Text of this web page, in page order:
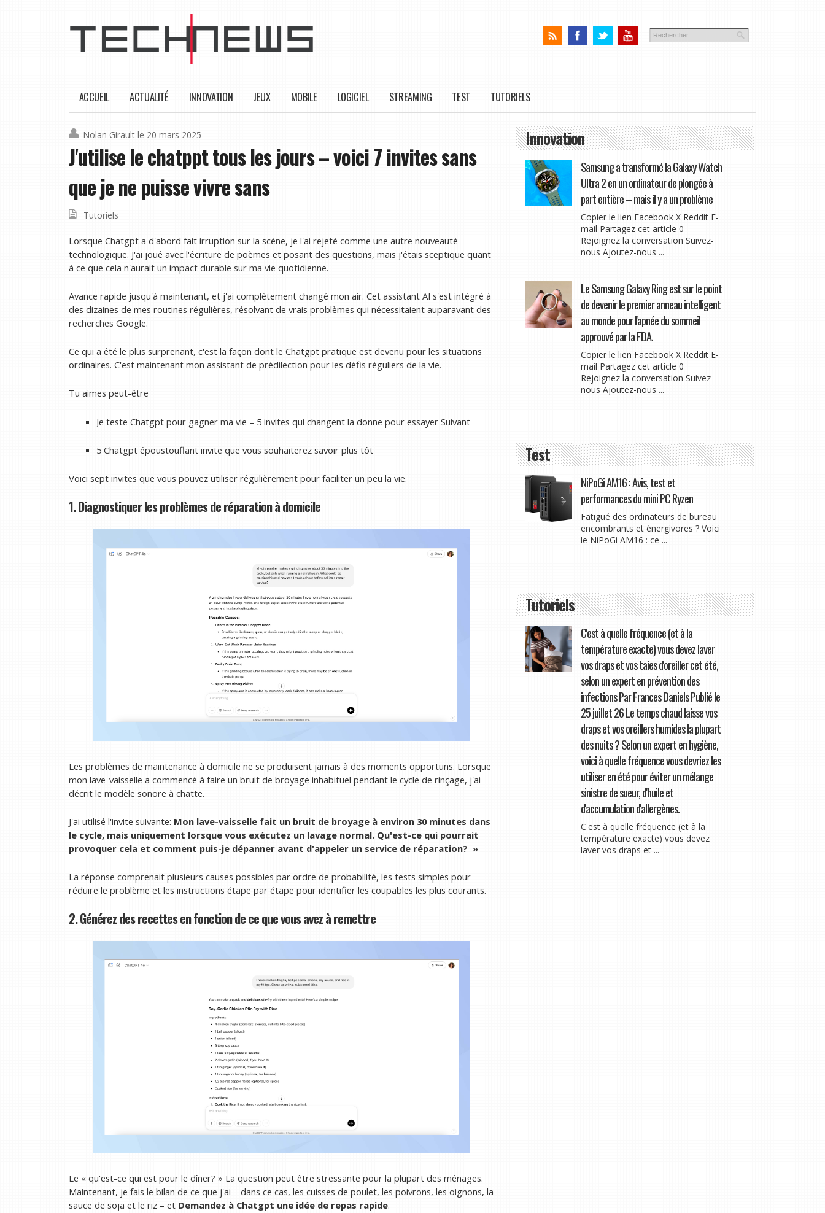
ACCUEIL ACTUALITÉ INNOVATION JEUX MOBILE LOGICIEL STREAMING TEST TUTORIELS
Nolan Girault le 20 mars 2025
J'utilise le chatppt tous les jours – voici 7 invites sans
que je ne puisse vivre sans
Tutoriels
Lorsque Chatgpt a d'abord fait irruption sur la scène, je l'ai rejeté comme une autre nouveauté
technologique. J'ai joué avec l'écriture de poèmes et posant des questions, mais j'étais sceptique quant
à ce que cela n'aurait un impact durable sur ma vie quotidienne.
Avance rapide jusqu'à maintenant, et j'ai complètement changé mon air. Cet assistant AI s'est intégré à
des dizaines de mes routines régulières, résolvant de vrais problèmes qui nécessitaient auparavant des
recherches Google.
Ce qui a été le plus surprenant, c'est la façon dont le Chatgpt pratique est devenu pour les situations
ordinaires. C'est maintenant mon assistant de prédilection pour les défis réguliers de la vie.
Tu aimes peut-être
Je teste Chatgpt pour gagner ma vie – 5 invites qui changent la donne pour essayer Suivant
5 Chatgpt époustouflant invite que vous souhaiterez savoir plus tôt
Voici sept invites que vous pouvez utiliser régulièrement pour faciliter un peu la vie.
1. Diagnostiquer les problèmes de réparation à domicile
Les problèmes de maintenance à domicile ne se produisent jamais à des moments opportuns. Lorsque
mon lave-vaisselle a commencé à faire un bruit de broyage inhabituel pendant le cycle de rinçage, j'ai
décrit le modèle sonore à chatte.
J'ai utilisé l'invite suivante: Mon lave-vaisselle fait un bruit de broyage à environ 30 minutes dans
le cycle, mais uniquement lorsque vous exécutez un lavage normal. Qu'est-ce qui pourrait
provoquer cela et comment puis-je dépanner avant d'appeler un service de réparation? »
La réponse comprenait plusieurs causes possibles par ordre de probabilité, les tests simples pour
réduire le problème et les instructions étape par étape pour identifier les coupables les plus courants.
2. Générez des recettes en fonction de ce que vous avez à remettre
Le « qu'est-ce qui est pour le dîner? » La question peut être stressante pour la plupart des ménages.
Maintenant, je fais le bilan de ce que j'ai – dans ce cas, les cuisses de poulet, les poivrons, les oignons, la
sauce de soja et le riz – et Demandez à Chatgpt une idée de repas rapide.
Innovation
Samsung a transformé la Galaxy Watch
Ultra 2 en un ordinateur de plongée à
part entière – mais il y a un problème
Copier le lien Facebook X Reddit E-
mail Partagez cet article 0
Rejoignez la conversation Suivez-
nous Ajoutez-nous ...
Le Samsung Galaxy Ring est sur le point
de devenir le premier anneau intelligent
au monde pour l'apnée du sommeil
approuvé par la FDA.
Copier le lien Facebook X Reddit E-
mail Partagez cet article 0
Rejoignez la conversation Suivez-
nous Ajoutez-nous ...
Test
NiPoGi AM16 : Avis, test et
performances du mini PC Ryzen
Fatigué des ordinateurs de bureau
encombrants et énergivores ? Voici
le NiPoGi AM16 : ce ...
Tutoriels
C'est à quelle fréquence (et à la
température exacte) vous devez laver
vos draps et vos taies d'oreiller cet été,
selon un expert en prévention des
infections Par Frances Daniels Publié le
25 juillet 26 Le temps chaud laisse vos
draps et vos oreillers humides la plupart
des nuits ? Selon un expert en hygiène,
voici à quelle fréquence vous devriez les
utiliser en été pour éviter un mélange
sinistre de sueur, d'huile et
d'accumulation d'allergènes.
C'est à quelle fréquence (et à la
température exacte) vous devez
laver vos draps et ...